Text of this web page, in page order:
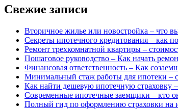
Свежие записи
Вторичное жилье или новостройка – что
Секреты ипотечного кредитования – как
Ремонт трехкомнатной квартиры –
Пошаговое руководство – Как начать
Финансовая ответственность – Как
Минимальный стаж работы для ипотеки –
Как найти дешевую ипотечную страховку –
Современные ипотечные заемщики – кто
Полный гид по оформлению страховки на